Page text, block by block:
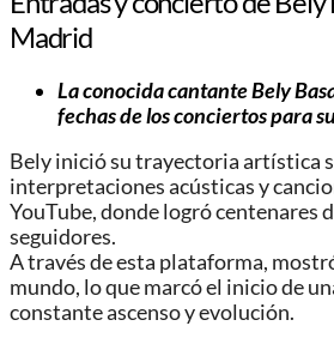
Madrid
La conocida cantante Bely
fechas de los conciertos para
Bely inició su trayectoria artística
interpretaciones acústicas y
YouTube, donde logró centenares
seguidores.
A través de esta plataforma,
mundo, lo que marcó el inicio de
constante ascenso y evolución.